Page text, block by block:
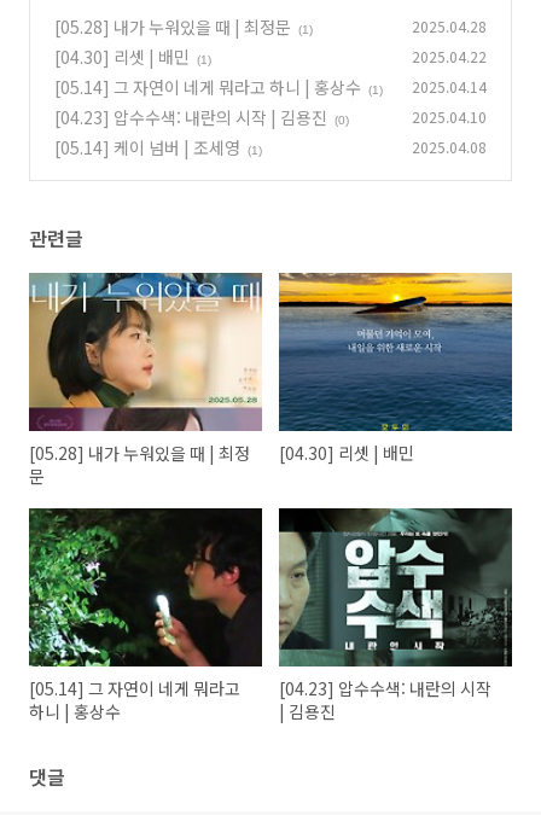
[05.28] 내가 누워있을 때 | 최정문
(1) 2025.04.28
[04.30] 리셋 | 배민 (1) 2025.04.22
[05.14] 그 자연이 네게 뭐라고 하니 | 홍상수 (1) 2025.04.14
[04.23] 압수수색: 내란의 시작 | 김용진 (0) 2025.04.10
[05.14] 케이 넘버 | 조세영 (1) 2025.04.08
관련글
[05.28] 내가 누워있을 때 | 최정
문
[04.30] 리셋 | 배민
[05.14] 그 자연이 네게 뭐라고
하니 | 홍상수
[04.23] 압수수색: 내란의 시작
| 김용진
댓글